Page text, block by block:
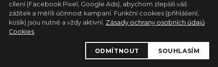
Pavol Tarasovič
Jiný podklad
cílení (Facebook Pixel, Google Ads), abychom zlepšili váš
zážitek a měřili účinnost kampaní. Funkční cookies (přihlášení,
košík) jsou nutné a vždy aktivní. Zásady ochrany osobních údajů ·
Cookies.
ODMÍTNOUT SOUHLASÍM